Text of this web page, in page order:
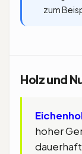
zum
Holz und
hoher